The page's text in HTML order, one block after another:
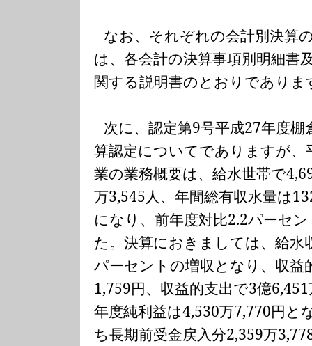
なお、それぞれの会計別決算
は、各会計の決算事項別明細書
関する説明書のとおりでありま
次に、認定第9号平成27年度棚
算認定についてでありますが、
業の業務概要は、給水世帯で
万3,545人、年間総有収水量は
になり、前年度対比2.2パーセ
た。決算におきましては、給水
パーセントの増収となり、収益
1,759円、収益的支出で3億6,451
年度純利益は4,530万7,770円と
ち長期前受金戻入分2,359万